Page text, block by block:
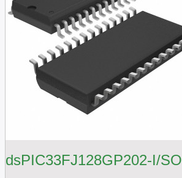
dsPIC33FJ128GP202-I/SO